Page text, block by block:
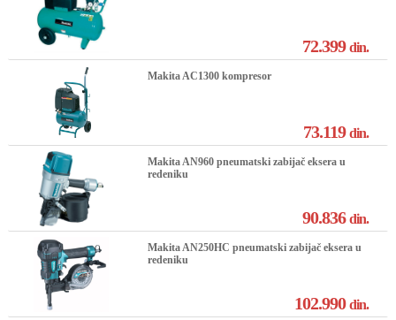
72.399din.
Makita AC1300 kompresor
73.119din.
Makita AN960 pneumatski zabijač eksera u
redeniku
90.836din.
Makita AN250HC pneumatski zabijač eksera u
redeniku
102.990din.